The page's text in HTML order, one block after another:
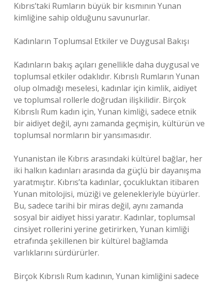
Kıbrıs’taki Rumların büyük bir kısmının Yunan
kimliğine sahip olduğunu savunurlar.
Kadınların Toplumsal Etkiler ve Duygusal Bakışı
Kadınların bakış açıları genellikle daha duygusal ve
toplumsal etkiler odaklıdır. Kıbrıslı Rumların Yunan
olup olmadığı meselesi, kadınlar için kimlik, aidiyet
ve toplumsal rollerle doğrudan ilişkilidir. Birçok
Kıbrıslı Rum kadın için, Yunan kimliği, sadece etnik
bir aidiyet değil, aynı zamanda geçmişin, kültürün ve
toplumsal normların bir yansımasıdır.
Yunanistan ile Kıbrıs arasındaki kültürel bağlar, her
iki halkın kadınları arasında da güçlü bir dayanışma
yaratmıştır. Kıbrıs’ta kadınlar, çocukluktan itibaren
Yunan mitolojisi, müziği ve gelenekleriyle büyürler.
Bu, sadece tarihi bir miras değil, aynı zamanda
sosyal bir aidiyet hissi yaratır. Kadınlar, toplumsal
cinsiyet rollerini yerine getirirken, Yunan kimliği
etrafında şekillenen bir kültürel bağlamda
varlıklarını sürdürürler.
Birçok Kıbrıslı Rum kadının, Yunan kimliğini sadece